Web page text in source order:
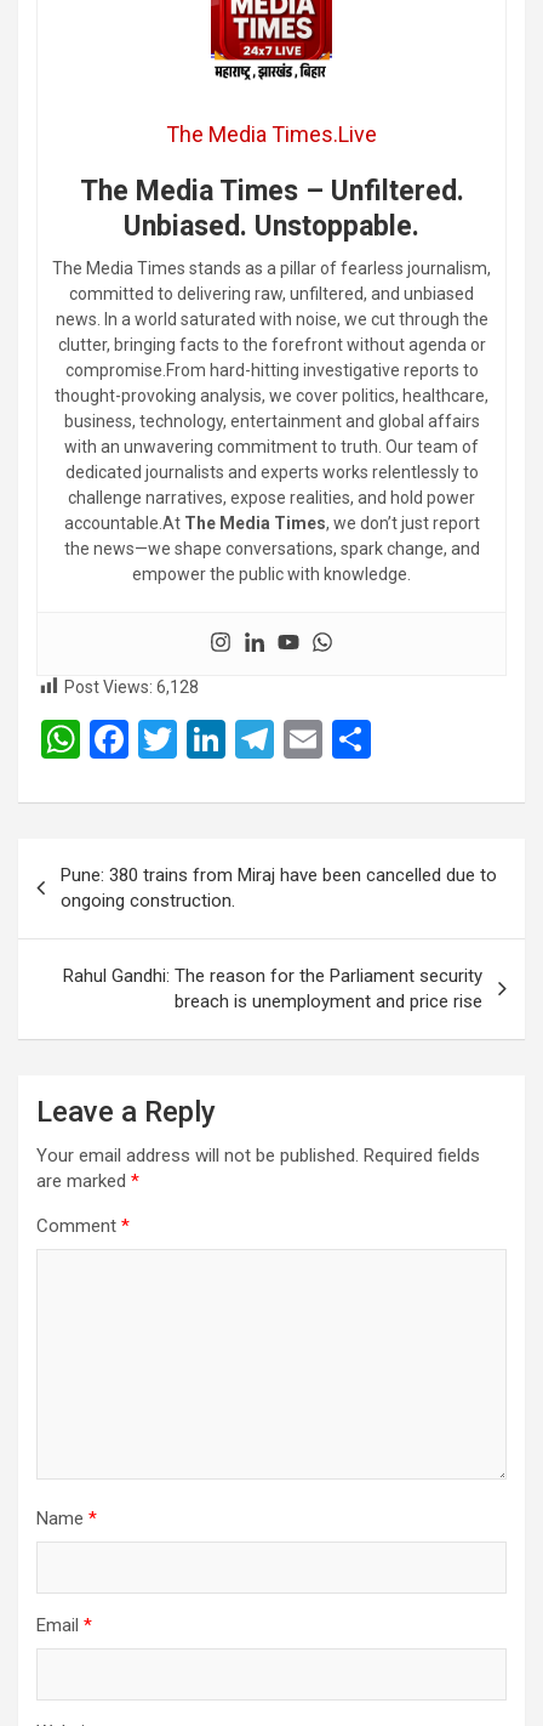
The Media Times.Live
The Media Times – Unfiltered.
Unbiased. Unstoppable.
The Media Times stands as a pillar of fearless journalism,
committed to delivering raw, unfiltered, and unbiased
news. In a world saturated with noise, we cut through the
clutter, bringing facts to the forefront without agenda or
compromise.From hard-hitting investigative reports to
thought-provoking analysis, we cover politics, healthcare,
business, technology, entertainment and global affairs
with an unwavering commitment to truth. Our team of
dedicated journalists and experts works relentlessly to
challenge narratives, expose realities, and hold power
accountable.At The Media Times, we don’t just report
the news—we shape conversations, spark change, and
empower the public with knowledge.
Post Views: 6,128
W
at
A
p
p
F
ce
b
o
o
k
T
tt
er
Li
ke
dI
n
T
e
gr
a
m
E
ail ar
navigation
Pune: 380 trains from Miraj have been cancelled due to
ongoing construction.
Rahul Gandhi: The reason for the Parliament security
breach is unemployment and price rise
Leave a Reply
Your email address will not be published. Required fields
are marked *
Comment *
Name *
Email *